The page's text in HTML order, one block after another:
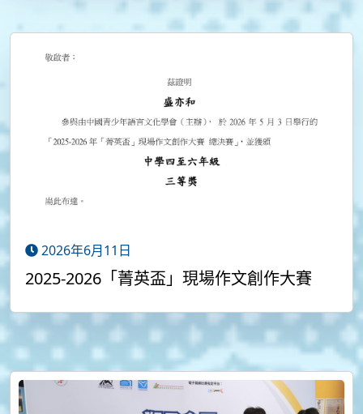
2026年6月11日
2025-2026「菁英盃」現場作文創作大賽